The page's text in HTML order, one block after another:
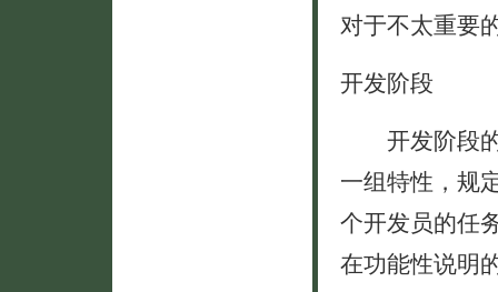
对于不太重要
开发阶段
开发阶段的
一组特性，规
个开发员的任
在功能性说明